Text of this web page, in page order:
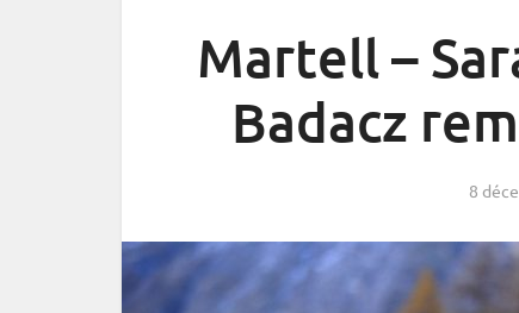
Martell –
Badacz
8